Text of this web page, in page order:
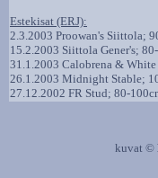
Estekisat (ERJ):
2.3.2003 Proowan's Siittola;
15.2.2003 Siittola Gener's;
31.1.2003 Calobrena &
26.1.2003 Midnight Stable;
27.12.2002 FR Stud; 80-
kuvat ©